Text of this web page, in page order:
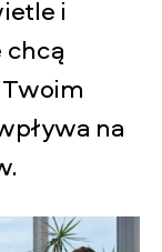
i
chcą
na